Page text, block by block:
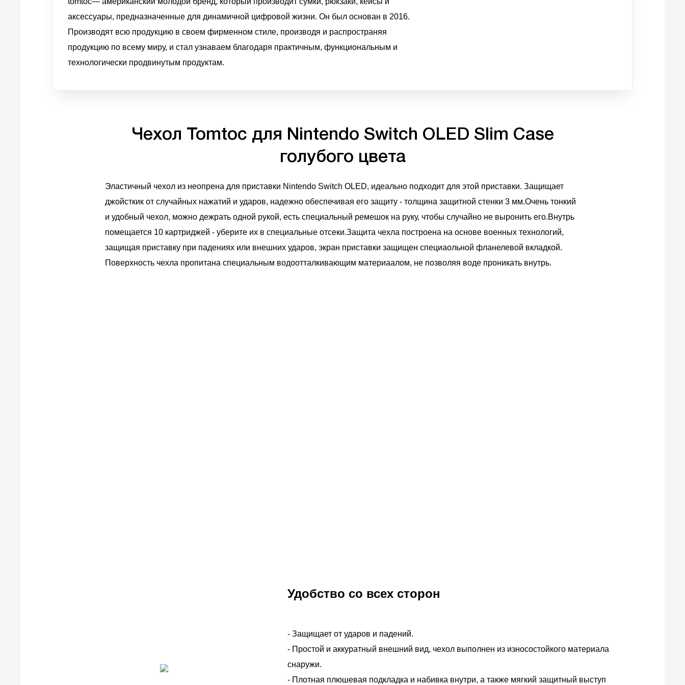
аксессуары, предназначенные для динамичной цифровой жизни. Он был основан в 2016.
Производят всю продукцию в своем фирменном стиле, производя и распространяя
продукцию по всему миру, и стал узнаваем благодаря практичным, функциональным и
технологически продвинутым продуктам.
Чехол Tomtoc для Nintendo Switch OLED Slim Case
голубого цвета
Эластичный чехол из неопрена для приставки Nintendo Switch OLED, идеально подходит для этой приставки. Защищает
джойсткик от случайных нажатий и ударов, надежно обеспечивая его защиту - толщина защитной стенки 3 мм.Очень тонкий
и удобный чехол, можно дежрать одной рукой, есть специальный ремешок на руку, чтобы случайно не выронить его.Внутрь
помещается 10 картриджей - уберите их в специальные отсеки.Защита чехла построена на основе военных технологий,
защищая приставку при падениях или внешних ударов, экран приставки защищен специаольной фланелевой вкладкой.
Поверхность чехла пропитана специальным водоотталкивающим материаалом, не позволяя воде проникать внутрь.
Удобство со всех сторон
- Защищает от ударов и падений.
- Простой и аккуратный внешний вид, чехол выполнен из износостойкого материала
снаружи.
- Плотная плюшевая подкладка и набивка внутри, а также мягкий защитный выступ